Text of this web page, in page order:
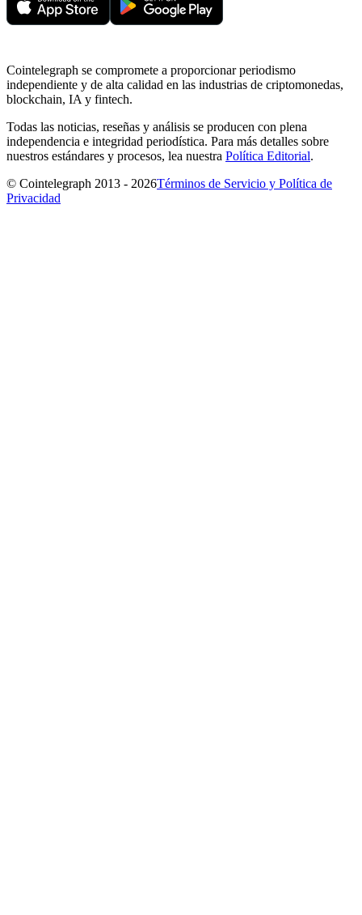
Cointelegraph se compromete a proporcionar periodismo
independiente y de alta calidad en las industrias de criptomonedas,
blockchain, IA y fintech.
Todas las noticias, reseñas y análisis se producen con plena
independencia e integridad periodística. Para más detalles sobre
nuestros estándares y procesos, lea nuestra Política Editorial.
© Cointelegraph 2013 - 2026Términos de Servicio y Política de
Privacidad